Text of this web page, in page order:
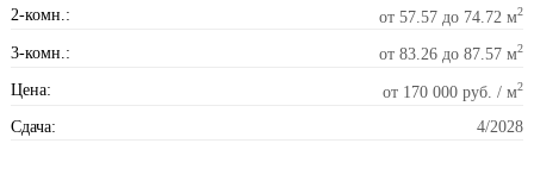
2-комн.: от 57.57 до 74.72 м2
3-комн.: от 83.26 до 87.57 м2
Цена: от 170 000 руб. / м2
Сдача: 4/2028